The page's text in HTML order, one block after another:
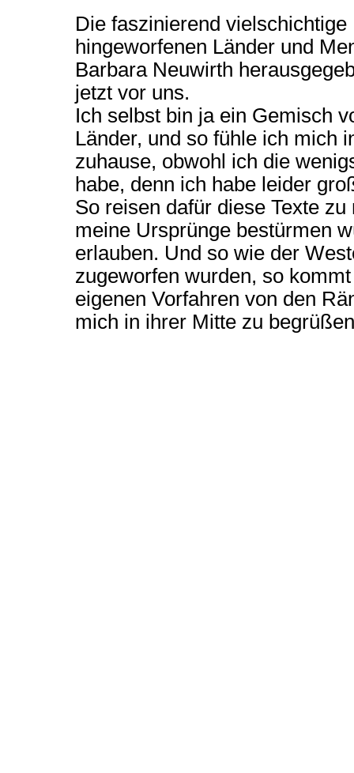
Die faszinierend
hingeworfenen Länder und
Barbara Neuwirth
jetzt vor uns.
Ich selbst bin ja ein Gemisch
Länder, und so fühle ich mich
zuhause, obwohl ich die
habe, denn ich habe leider
So reisen dafür diese Texte
meine Ursprünge bestürmen
erlauben. Und so wie der
zugeworfen wurden, so
eigenen Vorfahren von den
mich in ihrer Mitte zu